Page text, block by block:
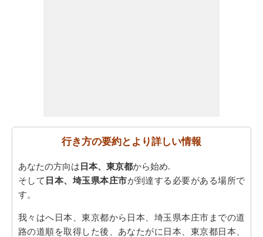
行き方の要約とより詳しい情報
あなたの方向は 日本、東京都から始め.
そして 日本、埼玉県本庄市が到達する必要がある場所で
す。
我々はへ日本、東京都から日本、埼玉県本庄市までの道
路の道順を取得した後、あなたがに日本、東京都日本、